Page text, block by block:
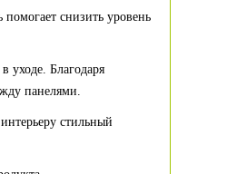
снизить уровень
уходе. Благодаря
панелями.
стильный